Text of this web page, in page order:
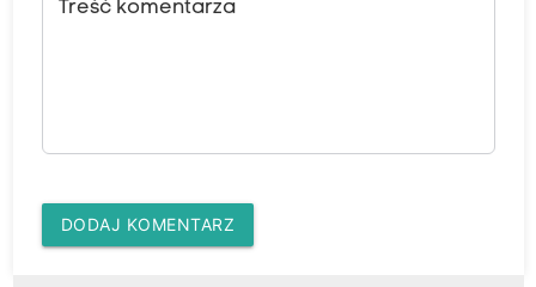
Treść komentarza
DODAJ KOMENTARZ